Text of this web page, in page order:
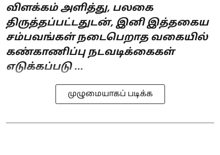
விளக்கம் அளித்து, பலகை
திருத்தப்பட்டதுடன், இனி இத்தகைய
சம்பவங்கள் நடைபெறாத வகையில்
கண்காணிப்பு நடவடிக்கைகள்
எடுக்கப்படு ...
முழுமையாகப் படிக்க